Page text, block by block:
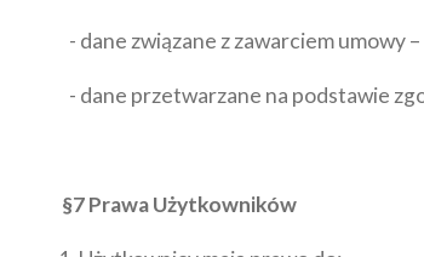
- dane związane z zawarciem umowy
- dane przetwarzane na podstawie
§7 Prawa Użytkowników